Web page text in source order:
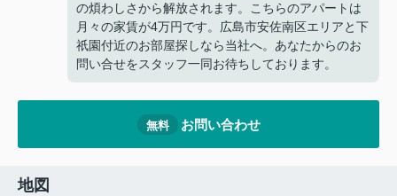
の煩わしさから解放されます。こちらのアパートは
月々の家賃が4万円です。広島市安佐南区エリアと下
祇園付近のお部屋探しなら当社へ。あなたからのお
問い合せをスタッフ一同お待ちしております。
無料 お問い合わせ
地図